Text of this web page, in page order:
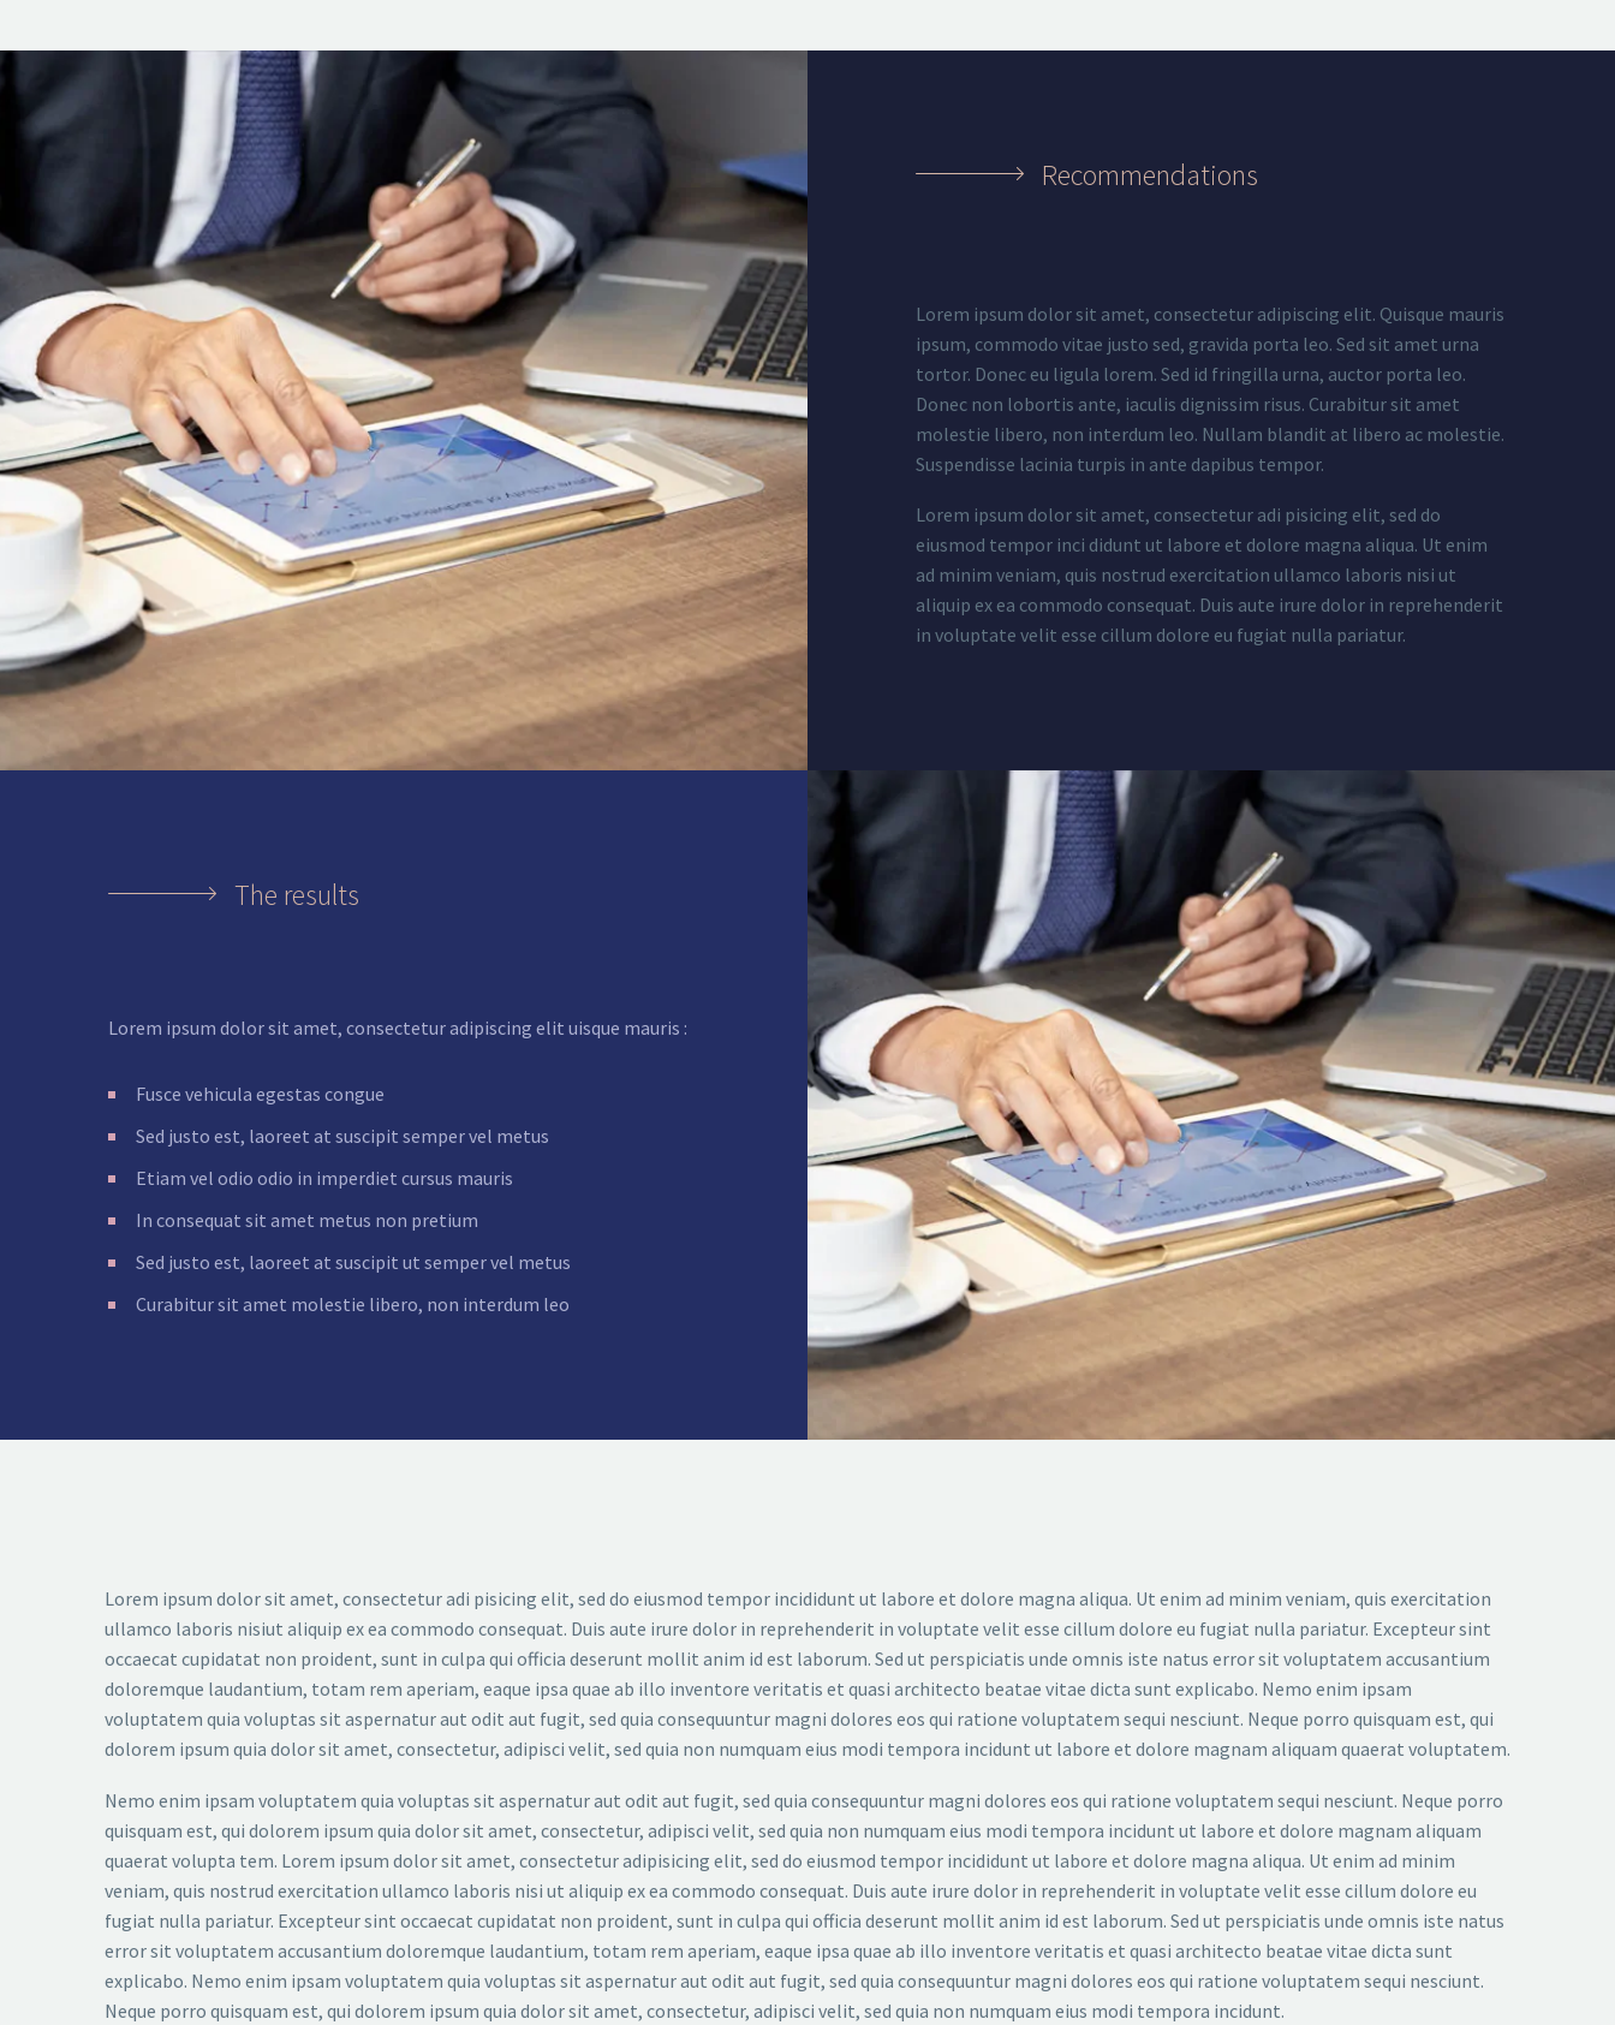
Recommendations
Lorem ipsum dolor sit amet, consectetur adipiscing elit. Quisque mauris
ipsum, commodo vitae justo sed, gravida porta leo. Sed sit amet urna
tortor. Donec eu ligula lorem. Sed id fringilla urna, auctor porta leo.
Donec non lobortis ante, iaculis dignissim risus. Curabitur sit amet
molestie libero, non interdum leo. Nullam blandit at libero ac molestie.
Suspendisse lacinia turpis in ante dapibus tempor.
Lorem ipsum dolor sit amet, consectetur adi pisicing elit, sed do
eiusmod tempor inci didunt ut labore et dolore magna aliqua. Ut enim
ad minim veniam, quis nostrud exercitation ullamco laboris nisi ut
aliquip ex ea commodo consequat. Duis aute irure dolor in reprehenderit
in voluptate velit esse cillum dolore eu fugiat nulla pariatur.
The results
Lorem ipsum dolor sit amet, consectetur adipiscing elit uisque mauris :
Fusce vehicula egestas congue
Sed justo est, laoreet at suscipit semper vel metus
Etiam vel odio odio in imperdiet cursus mauris
In consequat sit amet metus non pretium
Sed justo est, laoreet at suscipit ut semper vel metus
Curabitur sit amet molestie libero, non interdum leo
Lorem ipsum dolor sit amet, consectetur adi pisicing elit, sed do eiusmod tempor incididunt ut labore et dolore magna aliqua. Ut enim ad minim veniam, quis exercitation
ullamco laboris nisiut aliquip ex ea commodo consequat. Duis aute irure dolor in reprehenderit in voluptate velit esse cillum dolore eu fugiat nulla pariatur. Excepteur sint
occaecat cupidatat non proident, sunt in culpa qui officia deserunt mollit anim id est laborum. Sed ut perspiciatis unde omnis iste natus error sit voluptatem accusantium
doloremque laudantium, totam rem aperiam, eaque ipsa quae ab illo inventore veritatis et quasi architecto beatae vitae dicta sunt explicabo. Nemo enim ipsam
voluptatem quia voluptas sit aspernatur aut odit aut fugit, sed quia consequuntur magni dolores eos qui ratione voluptatem sequi nesciunt. Neque porro quisquam est, qui
dolorem ipsum quia dolor sit amet, consectetur, adipisci velit, sed quia non numquam eius modi tempora incidunt ut labore et dolore magnam aliquam quaerat voluptatem.
Nemo enim ipsam voluptatem quia voluptas sit aspernatur aut odit aut fugit, sed quia consequuntur magni dolores eos qui ratione voluptatem sequi nesciunt. Neque porro
quisquam est, qui dolorem ipsum quia dolor sit amet, consectetur, adipisci velit, sed quia non numquam eius modi tempora incidunt ut labore et dolore magnam aliquam
quaerat volupta tem. Lorem ipsum dolor sit amet, consectetur adipisicing elit, sed do eiusmod tempor incididunt ut labore et dolore magna aliqua. Ut enim ad minim
veniam, quis nostrud exercitation ullamco laboris nisi ut aliquip ex ea commodo consequat. Duis aute irure dolor in reprehenderit in voluptate velit esse cillum dolore eu
fugiat nulla pariatur. Excepteur sint occaecat cupidatat non proident, sunt in culpa qui officia deserunt mollit anim id est laborum. Sed ut perspiciatis unde omnis iste natus
error sit voluptatem accusantium doloremque laudantium, totam rem aperiam, eaque ipsa quae ab illo inventore veritatis et quasi architecto beatae vitae dicta sunt
explicabo. Nemo enim ipsam voluptatem quia voluptas sit aspernatur aut odit aut fugit, sed quia consequuntur magni dolores eos qui ratione voluptatem sequi nesciunt.
Neque porro quisquam est, qui dolorem ipsum quia dolor sit amet, consectetur, adipisci velit, sed quia non numquam eius modi tempora incidunt.